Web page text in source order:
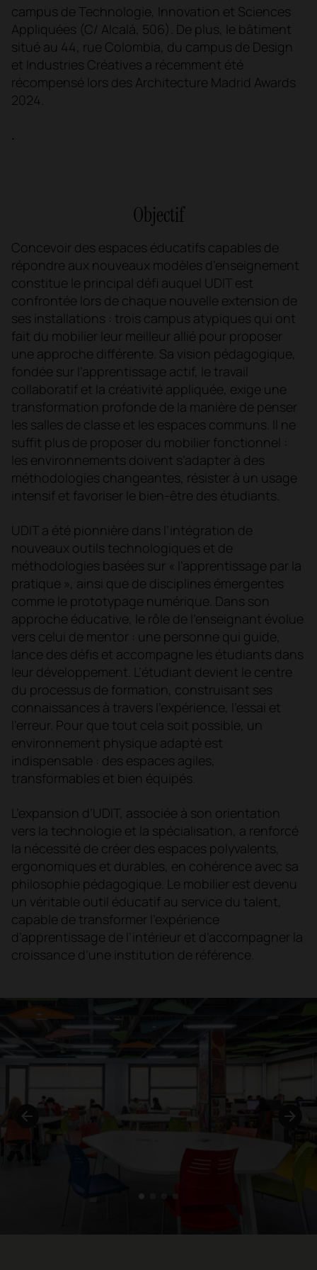
campus de Technologie, Innovation et Sciences
Appliquées (C/ Alcalá, 506). De plus, le bâtiment
situé au 44, rue Colombia, du campus de Design
et Industries Créatives a récemment été
récompensé lors des Architecture Madrid Awards
2024.
.
Objectif
Concevoir des espaces éducatifs capables de
répondre aux nouveaux modèles d’enseignement
constitue le principal défi auquel UDIT est
confrontée lors de chaque nouvelle extension de
ses installations : trois campus atypiques qui ont
fait du mobilier leur meilleur allié pour proposer
une approche différente. Sa vision pédagogique,
fondée sur l’apprentissage actif, le travail
collaboratif et la créativité appliquée, exige une
transformation profonde de la manière de penser
les salles de classe et les espaces communs. Il ne
suffit plus de proposer du mobilier fonctionnel :
les environnements doivent s’adapter à des
méthodologies changeantes, résister à un usage
intensif et favoriser le bien-être des étudiants.
UDIT a été pionnière dans l’intégration de
nouveaux outils technologiques et de
méthodologies basées sur « l’apprentissage par la
pratique », ainsi que de disciplines émergentes
comme le prototypage numérique. Dans son
approche éducative, le rôle de l’enseignant évolue
vers celui de mentor : une personne qui guide,
lance des défis et accompagne les étudiants dans
leur développement. L’étudiant devient le centre
du processus de formation, construisant ses
connaissances à travers l’expérience, l’essai et
l’erreur. Pour que tout cela soit possible, un
environnement physique adapté est
indispensable : des espaces agiles,
transformables et bien équipés.
L’expansion d’UDIT, associée à son orientation
vers la technologie et la spécialisation, a renforcé
la nécessité de créer des espaces polyvalents,
ergonomiques et durables, en cohérence avec sa
philosophie pédagogique. Le mobilier est devenu
un véritable outil éducatif au service du talent,
capable de transformer l’expérience
d’apprentissage de l’intérieur et d’accompagner la
croissance d’une institution de référence.
1